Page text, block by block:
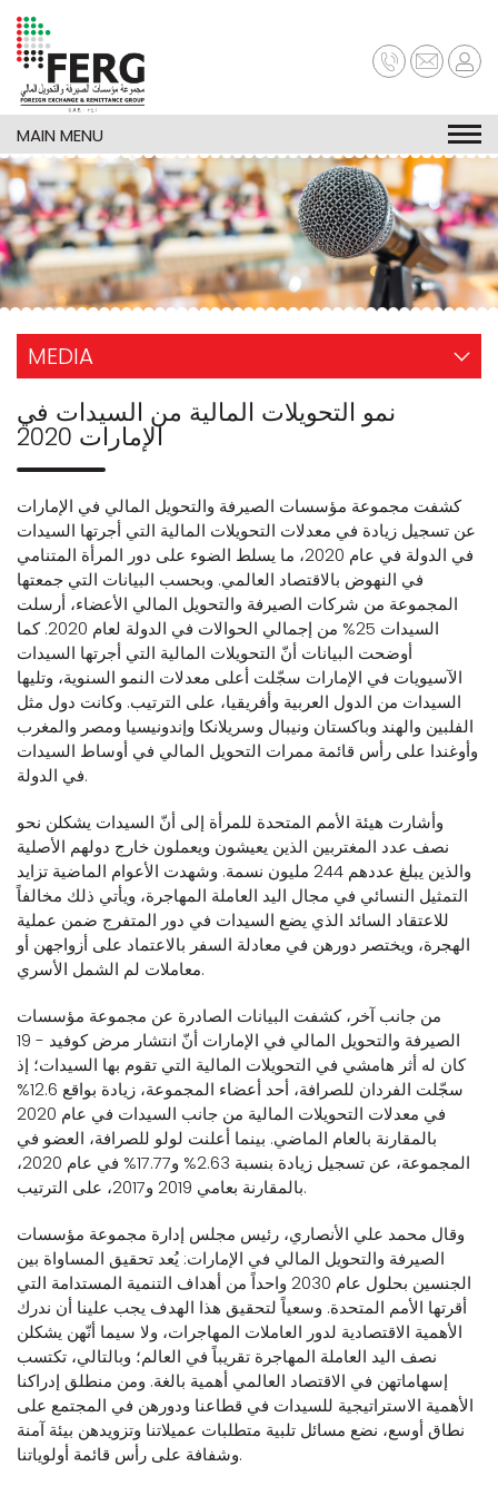
to
main
content
MAIN MENU
MEDIA
نمو التحويلات المالية من السيدات في
الإمارات 2020
كشفت مجموعة مؤسسات الصيرفة والتحويل المالي في الإمارات
عن تسجيل زيادة في معدلات التحويلات المالية التي أجرتها السيدات
في الدولة في عام 2020، ما يسلط الضوء على دور المرأة المتنامي
في النهوض بالاقتصاد العالمي. وبحسب البيانات التي جمعتها
المجموعة من شركات الصيرفة والتحويل المالي الأعضاء، أرسلت
السيدات 25% من إجمالي الحوالات في الدولة لعام 2020. كما
أوضحت البيانات أنّ التحويلات المالية التي أجرتها السيدات
الآسيويات في الإمارات سجّلت أعلى معدلات النمو السنوية، وتليها
السيدات من الدول العربية وأفريقيا، على الترتيب. وكانت دول مثل
الفلبين والهند وباكستان ونيبال وسريلانكا وإندونيسيا ومصر والمغرب
وأوغندا على رأس قائمة ممرات التحويل المالي في أوساط السيدات
في الدولة.
وأشارت هيئة الأمم المتحدة للمرأة إلى أنّ السيدات يشكلن نحو
نصف عدد المغتربين الذين يعيشون ويعملون خارج دولهم الأصلية
والذين يبلغ عددهم 244 مليون نسمة. وشهدت الأعوام الماضية تزايد
التمثيل النسائي في مجال اليد العاملة المهاجرة، ويأتي ذلك مخالفاً
للاعتقاد السائد الذي يضع السيدات في دور المتفرج ضمن عملية
الهجرة، ويختصر دورهن في معادلة السفر بالاعتماد على أزواجهن أو
معاملات لم الشمل الأسري.
من جانب آخر، كشفت البيانات الصادرة عن مجموعة مؤسسات
الصيرفة والتحويل المالي في الإمارات أنّ انتشار مرض كوفيد - 19
كان له أثر هامشي في التحويلات المالية التي تقوم بها السيدات؛ إذ
سجّلت الفردان للصرافة، أحد أعضاء المجموعة، زيادة بواقع 12.6%
في معدلات التحويلات المالية من جانب السيدات في عام 2020
بالمقارنة بالعام الماضي. بينما أعلنت لولو للصرافة، العضو في
المجموعة، عن تسجيل زيادة بنسبة 2.63% و17.77% في عام 2020،
بالمقارنة بعامي 2019 و2017، على الترتيب.
وقال محمد علي الأنصاري، رئيس مجلس إدارة مجموعة مؤسسات
الصيرفة والتحويل المالي في الإمارات: يُعد تحقيق المساواة بين
الجنسين بحلول عام 2030 واحداً من أهداف التنمية المستدامة التي
أقرتها الأمم المتحدة. وسعياً لتحقيق هذا الهدف يجب علينا أن ندرك
الأهمية الاقتصادية لدور العاملات المهاجرات، ولا سيما أنّهن يشكلن
نصف اليد العاملة المهاجرة تقريباً في العالم؛ وبالتالي، تكتسب
إسهاماتهن في الاقتصاد العالمي أهمية بالغة. ومن منطلق إدراكنا
الأهمية الاستراتيجية للسيدات في قطاعنا ودورهن في المجتمع على
نطاق أوسع، نضع مسائل تلبية متطلبات عميلاتنا وتزويدهن بيئة آمنة
وشفافة على رأس قائمة أولوياتنا.